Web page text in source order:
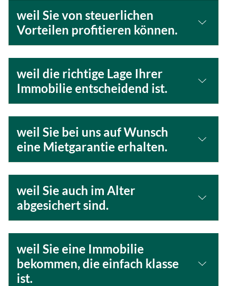
weil Sie von steuerlichen
Vorteilen profitieren können.
weil die richtige Lage Ihrer
Immobilie entscheidend ist.
weil Sie bei uns auf Wunsch
eine Mietgarantie erhalten.
weil Sie auch im Alter
abgesichert sind.
weil Sie eine Immobilie
bekommen, die einfach klasse
ist.